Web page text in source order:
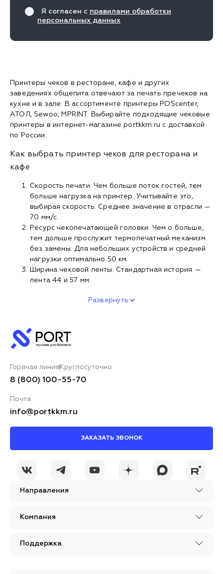
Я согласен с правилами обработки
персональных данных
Принтеры чеков в ресторане, кафе и других
заведениях общепита отвечают за печать пречеков на
кухне и в зале. В ассортименте принтеры POScenter,
АТОЛ, Sewoo, MPRINT. Выбирайте подходящие чековые
принтеры в интернет-магазине portkkm.ru с доставкой
по России.
Как выбрать принтер чеков для ресторана и
кафе
Скорость печати: Чем больше поток гостей, тем
больше нагрузка на принтер. Учитывайте это,
выбирая скорость. Среднее значение в отрасли —
70 мм/с.
Ресурс чекопечатающей головки. Чем о больше,
тем дольше прослужит термопечатный механизм
без замены. Для небольших устройств и средней
нагрузки оптимально 50 км.
Ширина чековой ленты. Стандартная история —
лента 44 и 57 мм.
Развернуть
Направления
Компания
Поддержка
Горячая линия Круглосуточно
8 (800) 100-55-70
Почта
info@portkkm.ru
ЗАКАЗАТЬ ЗВОНОК